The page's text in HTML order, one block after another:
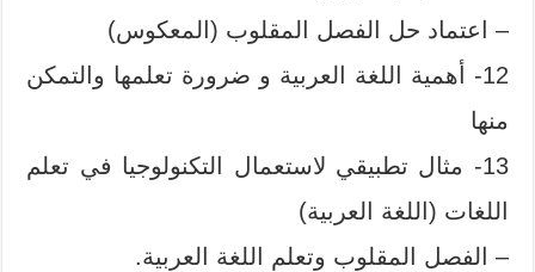
– اعتماد حل الفصل المقلوب (المعكوس)
12- أهمية اللغة العربية و ضرورة تعلمها والتمكن
منها
13- مثال تطبيقي لاستعمال التكنولوجيا في تعلم
اللغات (اللغة العربية)
– الفصل المقلوب وتعلم اللغة العربية.